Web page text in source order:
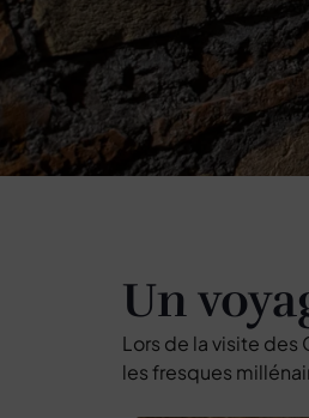
Un
Lors de la visite
les fresques